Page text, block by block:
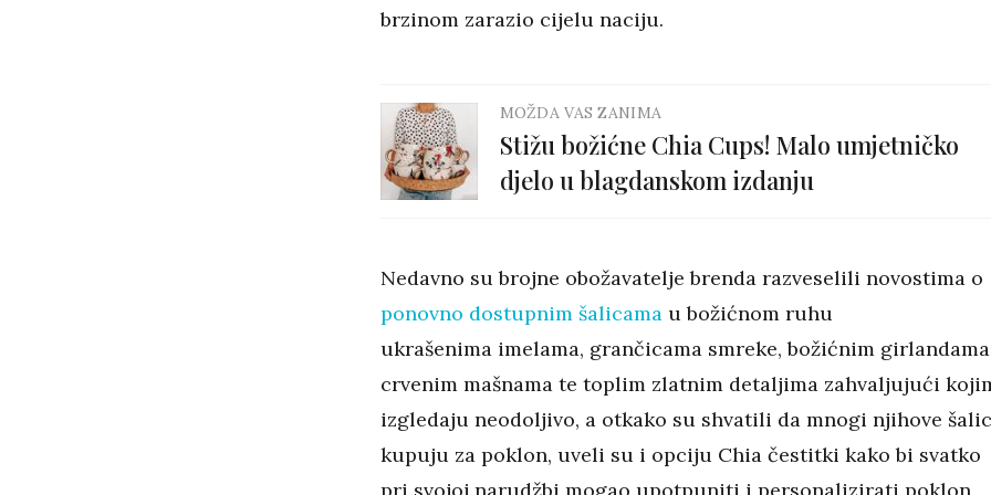
brzinom zarazio cijelu naciju.
MOŽDA VAS ZANIMA
Stižu božićne Chia Cups! Malo umjetničko
djelo u blagdanskom izdanju
Nedavno su brojne obožavatelje brenda razveselili novostima o
ponovno dostupnim šalicamau božićnom ruhu
ukrašenima imelama, grančicama smreke, božićnim
crvenim mašnama te toplim zlatnim detaljima zahvaljujući
izgledaju neodoljivo, a otkako su shvatili da mnogi njihove
kupuju za poklon, uveli su i opciju Chia čestitki kako bi svatko
pri svojoj narudžbi mogao upotpuniti i personalizirati poklon